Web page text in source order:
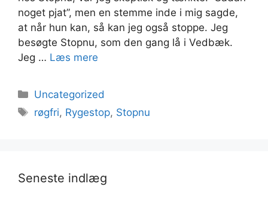
noget pjat”, men en stemme inde i mig sagde,
at når hun kan, så kan jeg også stoppe. Jeg
besøgte Stopnu, som den gang lå i Vedbæk.
Jeg … Læs mere
Kategorier
Uncategorized
Tags
røgfri, Rygestop, Stopnu
Seneste indlæg